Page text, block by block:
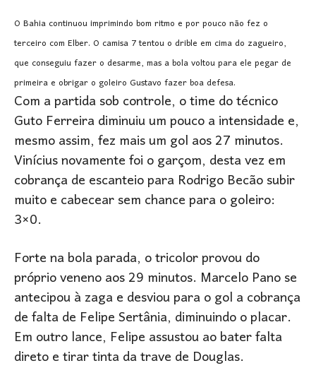
O Bahia continuou imprimindo bom ritmo e por pouco não fez o
terceiro com Elber. O camisa 7 tentou o drible em cima do zagueiro,
que conseguiu fazer o desarme, mas a bola voltou para ele pegar de
primeira e obrigar o goleiro Gustavo fazer boa defesa.
Com a partida sob controle, o time do técnico
Guto Ferreira diminuiu um pouco a intensidade e,
mesmo assim, fez mais um gol aos 27 minutos.
Vinícius novamente foi o garçom, desta vez em
cobrança de escanteio para Rodrigo Becão subir
muito e cabecear sem chance para o goleiro:
3×0.
Forte na bola parada, o tricolor provou do
próprio veneno aos 29 minutos. Marcelo Pano se
antecipou à zaga e desviou para o gol a cobrança
de falta de Felipe Sertânia, diminuindo o placar.
Em outro lance, Felipe assustou ao bater falta
direto e tirar tinta da trave de Douglas.